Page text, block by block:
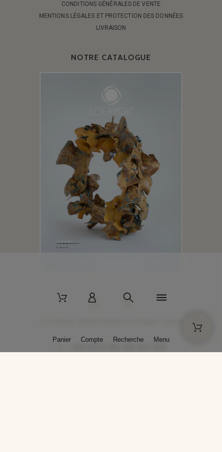
CONDITIONS GÉNÉRALES DE VENTE
MENTIONS LÉGALES ET PROTECTION DES DONNÉES
LIVRAISON
NOTRE CATALOGUE
+33 (0)3 86 45 50 00
Panier Compte Recherche Menu